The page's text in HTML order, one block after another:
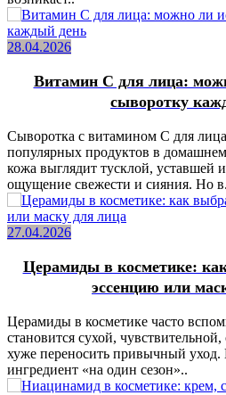
28.04.2026
Витамин C для лица:
сыворотку
Сыворотка с витамином C для
популярных продуктов в
кожа выглядит тусклой, уставшей
ощущение свежести и сияния. Но
27.04.2026
Церамиды в косметике:
эссенцию или
Церамиды в косметике часто
становится сухой,
хуже переносить привычный
ингредиент «на один сезон»..